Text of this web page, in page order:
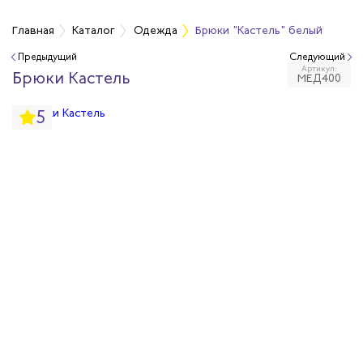
Главная Каталог Одежда Брюки "Кастель" белый
Предыдущий
Брюки Кастель Артикул:
МЕД400
5
Следующий